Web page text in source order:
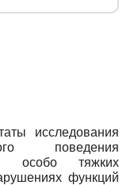
исследования
поведения
особо тяжких
функций